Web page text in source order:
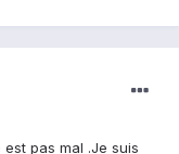
pas mal .Je suis